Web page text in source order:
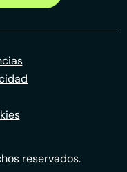
reservados.